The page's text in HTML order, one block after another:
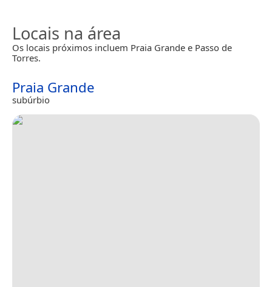
Locais na área
Os locais próximos incluem Praia Grande e Passo de
Torres.
Praia Grande
subúrbio